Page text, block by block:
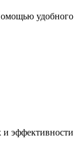
удобного
и эффективности